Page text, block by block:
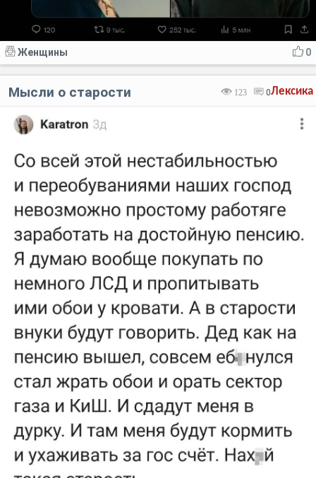
0
Женщины
Лексика
123 0
Мысли о старости